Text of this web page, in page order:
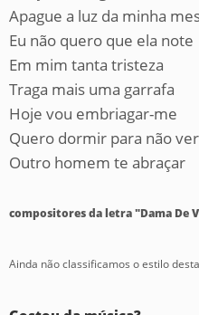
Apague a luz da minha
Eu não quero que ela note
Em mim tanta tristeza
Traga mais uma garrafa
Hoje vou embriagar-me
Quero dormir para não ver
Outro homem te abraçar
compositores da letra "Dama De
Ainda não classificamos o estilo